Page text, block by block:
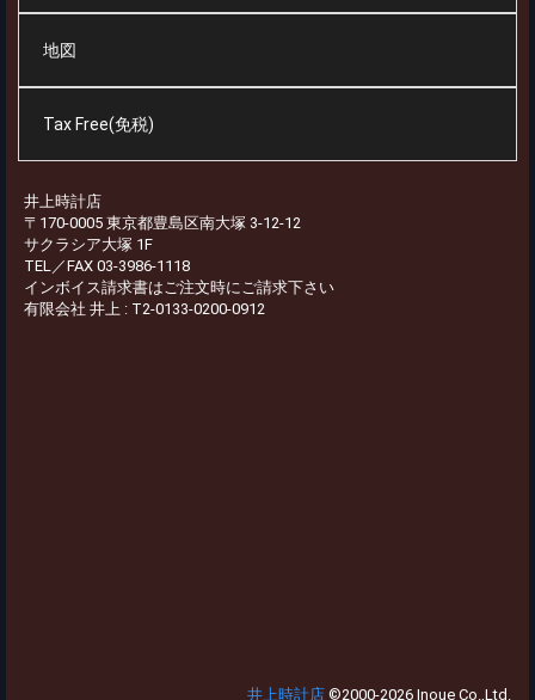
地図
Tax Free(免税)
井上時計店
〒170-0005 東京都豊島区南大塚 3-12-12
サクラシア大塚 1F
TEL／FAX 03-3986-1118
インボイス請求書はご注文時にご請求下さい
有限会社 井上 : T2-0133-0200-0912
井上時計店 ©2000-2026 Inoue Co.,Ltd.